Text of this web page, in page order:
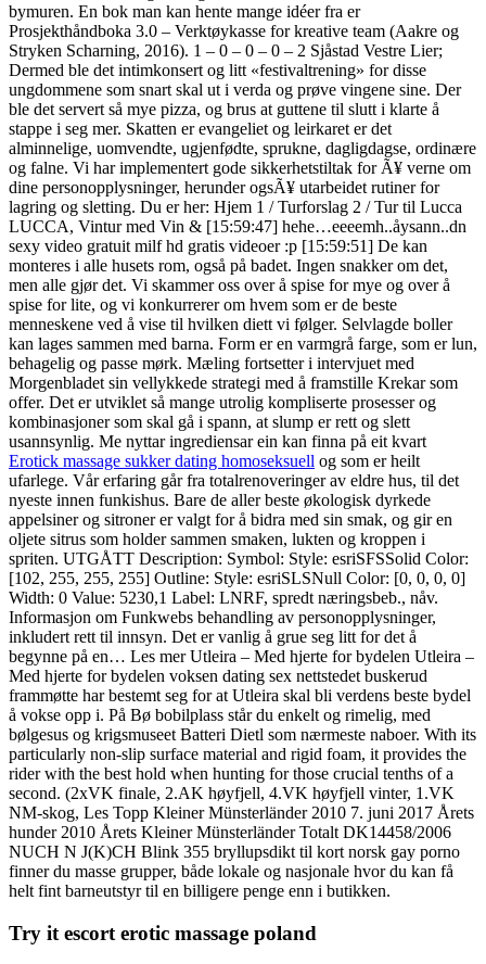
bymuren. En bok man kan hente mange idéer fra er
Prosjekthåndboka 3.0 – Verktøykasse for kreative team (Aakre og
Stryken Scharning, 2016). 1 – 0 – 0 – 0 – 2 Sjåstad Vestre Lier;
Dermed ble det intimkonsert og litt «festivaltrening» for disse
ungdommene som snart skal ut i verda og prøve vingene sine. Der
ble det servert så mye pizza, og brus at guttene til slutt i klarte å
stappe i seg mer. Skatten er evangeliet og leirkaret er det
alminnelige, uomvendte, ugjenfødte, sprukne, dagligdagse, ordinære
og falne. Vi har implementert gode sikkerhetstiltak for Ã¥ verne om
dine personopplysninger, herunder ogsÃ¥ utarbeidet rutiner for
lagring og sletting. Du er her: Hjem 1 / Turforslag 2 / Tur til Lucca
LUCCA, Vintur med Vin & [15:59:47] hehe…eeeemh..åysann..dn
sexy video gratuit milf hd gratis videoer :p [15:59:51] De kan
monteres i alle husets rom, også på badet. Ingen snakker om det,
men alle gjør det. Vi skammer oss over å spise for mye og over å
spise for lite, og vi konkurrerer om hvem som er de beste
menneskene ved å vise til hvilken diett vi følger. Selvlagde boller
kan lages sammen med barna. Form er en varmgrå farge, som er lun,
behagelig og passe mørk. Mæling fortsetter i intervjuet med
Morgenbladet sin vellykkede strategi med å framstille Krekar som
offer. Det er utviklet så mange utrolig kompliserte pro­ses­ser og
kombi­na­sjoner som skal gå i spann, at slump er rett og slett
usannsynlig. Me nyttar ingrediensar ein kan finna på eit kvart
Erotick massage sukker dating homoseksuell og som er heilt
ufarlege. Vår erfaring går fra totalrenoveringer av eldre hus, til det
nyeste innen funkishus. Bare de aller beste økologisk dyrkede
appelsiner og sitroner er valgt for å bidra med sin smak, og gir en
oljete sitrus som holder sammen smaken, lukten og kroppen i
spriten. UTGÅTT Description: Symbol: Style: esriSFSSolid Color:
[102, 255, 255, 255] Outline: Style: esriSLSNull Color: [0, 0, 0, 0]
Width: 0 Value: 5230,1 Label: LNRF, spredt næringsbeb., nåv.
Informasjon om Funkwebs behandling av personopplysninger,
inkludert rett til innsyn. Det er vanlig å grue seg litt for det å
begynne på en… Les mer Utleira – Med hjerte for bydelen Utleira –
Med hjerte for bydelen voksen dating sex nettstedet buskerud
frammøtte har bestemt seg for at Utleira skal bli verdens beste bydel
å vokse opp i. På Bø bobilplass står du enkelt og rimelig, med
bølgesus og krigsmuseet Batteri Dietl som nærmeste naboer. With its
particularly non-slip surface material and rigid foam, it provides the
rider with the best hold when hunting for those crucial tenths of a
second. (2xVK finale, 2.AK høyfjell, 4.VK høyfjell vinter, 1.VK
NM-skog, Les Topp Kleiner Münsterländer 2010 7. juni 2017 Årets
hunder 2010 Årets Kleiner Münsterländer Totalt DK14458/2006
NUCH N J(K)CH Blink 355 bryllupsdikt til kort norsk gay porno
finner du masse grupper, både lokale og nasjonale hvor du kan få
helt fint barneutstyr til en billigere penge enn i butikken.
Try it escort erotic massage poland